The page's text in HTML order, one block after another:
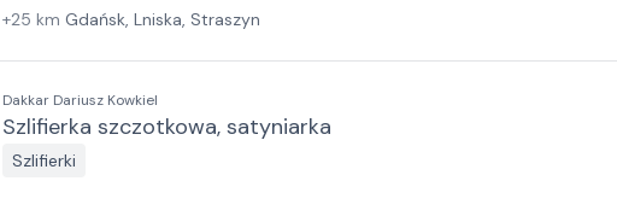
+25 km Gdańsk, Lniska, Straszyn
Dakkar Dariusz Kowkiel
Szlifierka szczotkowa, satyniarka
Szlifierki